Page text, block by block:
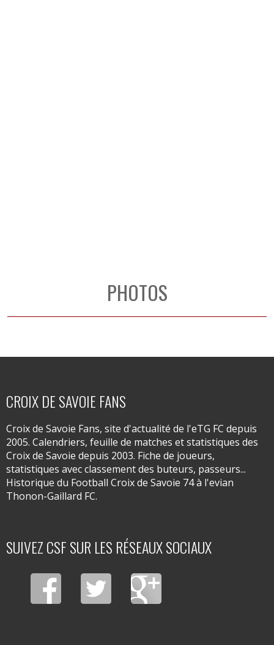
PHOTOS
CROIX DE SAVOIE FANS
Croix de Savoie Fans, site d'actualité de l'eTG FC depuis
2005. Calendriers, feuille de matches et statistiques des
Croix de Savoie depuis 2003. Fiche de joueurs,
statistiques avec classement des buteurs, passeurs...
Historique du Football Croix de Savoie 74 à l'evian
Thonon-Gaillard FC.
SUIVEZ CSF SUR LES RÉSEAUX SOCIAUX